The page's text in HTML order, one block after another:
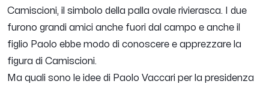
Camiscioni, il simbolo della palla ovale rivierasca. I due
furono grandi amici anche fuori dal campo e anche il
figlio Paolo ebbe modo di conoscere e apprezzare la
figura di Camiscioni.
Ma quali sono le idee di Paolo Vaccari per la presidenza